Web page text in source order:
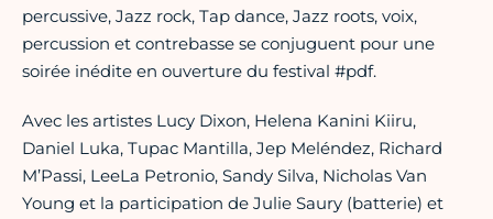
percussive, Jazz rock, Tap dance, Jazz roots, voix,
percussion et contrebasse se conjuguent pour une
soirée inédite en ouverture du festival #pdf.
Avec les artistes Lucy Dixon, Helena Kanini Kiiru,
Daniel Luka, Tupac Mantilla, Jep Meléndez, Richard
M’Passi, LeeLa Petronio, Sandy Silva, Nicholas Van
Young et la participation de Julie Saury (batterie) et